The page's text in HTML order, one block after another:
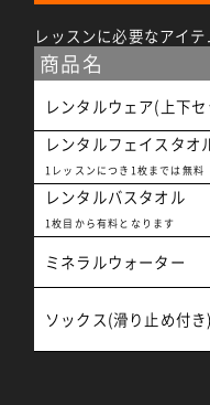
レッスンに必要なアイ
商品名
レンタルウェア(上下
レンタルフェイスタオ
1レッスンにつき1枚までは無料
レンタルバスタオル
1枚目から有料となります
ミネラルウォーター
ソックス(滑り止め付き)